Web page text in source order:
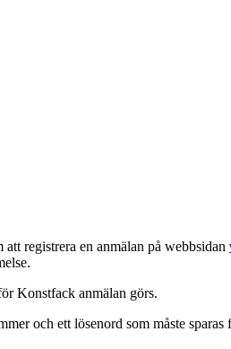
registrera en anmälan på webbsidan
Konstfack anmälan görs.
och ett lösenord som måste